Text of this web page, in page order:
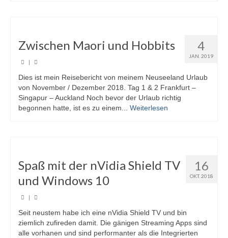
4
JAN. 2019
Zwischen Maori und Hobbits
|
Dies ist mein Reisebericht von meinem Neuseeland Urlaub
von November / Dezember 2018. Tag 1 & 2 Frankfurt –
Singapur – Auckland Noch bevor der Urlaub richtig
begonnen hatte, ist es zu einem... Weiterlesen
16
OKT. 2018
Spaß mit der nVidia Shield TV
und Windows 10
|
Seit neustem habe ich eine nVidia Shield TV und bin
ziemlich zufireden damit. Die gänigen Streaming Apps sind
alle vorhanen und sind performanter als die Integrierten